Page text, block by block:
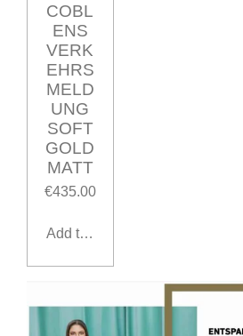
COBL
ENS
VERK
EHRS
MELD
UNG
SOFT
GOLD
MATT
€435.00
Add to cart